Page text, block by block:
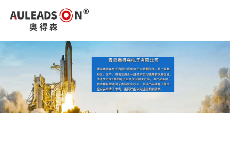
您好，欢迎进入青岛奥得森电子有限公司官网！